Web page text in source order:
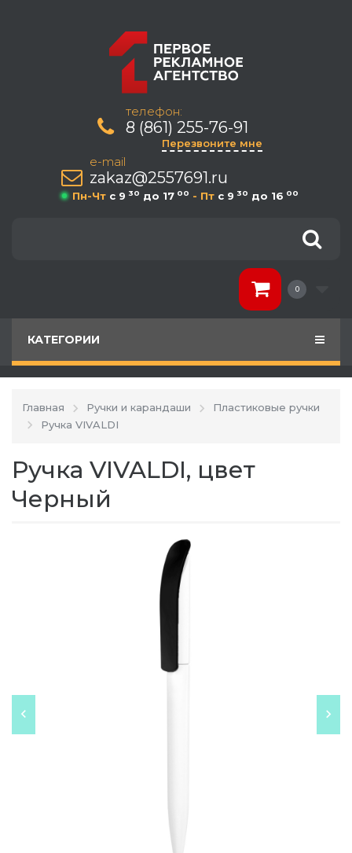
телефон:
8 (861) 255-76-91
Перезвоните мне
e-mail
zakaz@2557691.ru
Пн-Чт c 9 30 до 17 00 - Пт c 9 30 до 16 00
0
КАТЕГОРИИ
Главная Ручки и карандаши
Пластиковые ручки
Ручка VIVALDI
Ручка VIVALDI, цвет
Черный